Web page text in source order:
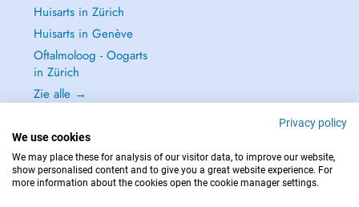
Huisarts in Zürich
Huisarts in Genève
Oftalmoloog - Oogarts
in Zürich
Zie alle →
NEEM IN GEVAL VAN NOOD CONTACT OP MET : 144
Privacy policy
We use cookies
We may place these for analysis of our visitor data, to improve our website,
show personalised content and to give you a great website experience. For
more information about the cookies open the cookie manager settings.